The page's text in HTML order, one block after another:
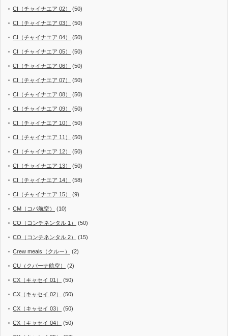
CI（チャイナエア 02） (50)
CI（チャイナエア 03） (50)
CI（チャイナエア 04） (50)
CI（チャイナエア 05） (50)
CI（チャイナエア 06） (50)
CI（チャイナエア 07） (50)
CI（チャイナエア 08） (50)
CI（チャイナエア 09） (50)
CI（チャイナエア 10） (50)
CI（チャイナエア 11） (50)
CI（チャイナエア 12） (50)
CI（チャイナエア 13） (50)
CI（チャイナエア 14） (58)
CI（チャイナエア 15） (9)
CM（コパ航空） (10)
CO（コンチネンタル 1） (50)
CO（コンチネンタル 2） (15)
Crew meals（クルー） (2)
CU（クバーナ航空） (2)
CX（キャセイ 01） (50)
CX（キャセイ 02） (50)
CX（キャセイ 03） (50)
CX（キャセイ 04） (50)